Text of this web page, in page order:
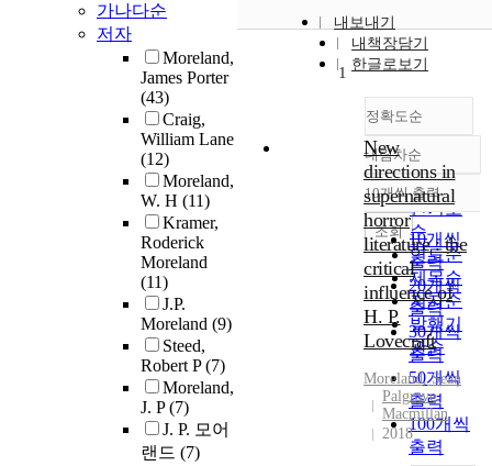
가나다순
저자
Moreland,
James Porter
(43)
Craig,
William Lane
(12)
Moreland,
W. H (11)
Kramer,
Roderick
Moreland
(11)
J.P.
Moreland (9)
Steed,
Robert P(7)
Moreland,
J. P(7)
J. P. 모어
랜드 (7)
내보내기
내책장담기
한글로보기
정확도순
정확도
순
인기도
순
연도순
제목순
저자순
발행기
관순
내림차순
내림차순
10개씩 출력
10개씩
출력
20개씩
출력
30개씩
출력
50개씩
출력
100개씩
출력
조회
1
New
directions in
supernatural
horror
literature : the
critical
influence of
H. P.
Lovecraft
Moreland, Sean
Palgrave
Macmillan
2018